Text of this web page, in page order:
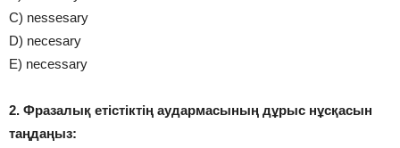
C) nessesary
D) necesary
E) necessary
2. Фразалық етістіктің аудармасының дұрыс нұсқасын
таңдаңыз: